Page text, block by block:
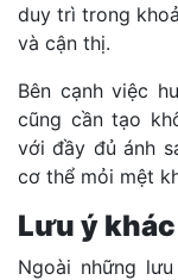
duy trì trong
và cận thị.
Bên cạnh việc
cũng cần tạo
với đầy đủ ánh
cơ thể mỏi mệt
Lưu ý khác
Ngoài những